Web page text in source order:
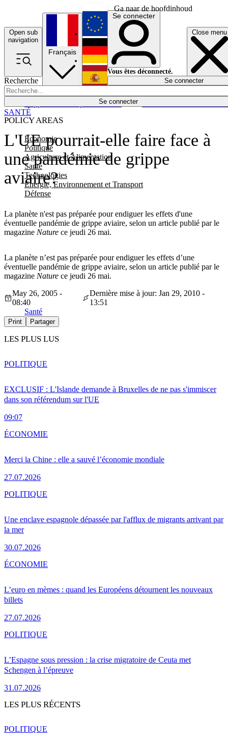
Ga naar de hoofdinhoud
Open sub
navigation
Close menu
Recherche
Se connecter
POLICY AREAS
Economie
Politique
Agriculture et Alimentation
Santé
Technologies
Energie, Environnement et Transport
Défense
Économie
Français
English
Deutsch
Español
Se connecter
Vous êtes déconnecté.
Se connecter
L'UE pourrait-elle faire face à
une pandémie de grippe
aviaire?
La planète n'est pas préparée pour endiguer les effets d'une
éventuelle pandémie de grippe aviaire, selon un article publié par le
magazine Nature ce jeudi 26 mai.
SANTÉ
La planète n’est pas préparée pour endiguer les effets d’une
éventuelle pandémie de grippe aviaire, selon un article publié par le
magazine Nature ce jeudi 26 mai.
May 26, 2005 -
08:40
Dernière mise à jour: Jan 29, 2010 -
13:51
Santé
Print Partager
LES PLUS LUS
EXCLUSIF : L'Islande demande à Bruxelles de ne pas s'immiscer
dans son référendum sur l'UE
09:07
POLITIQUE
Merci la Chine : elle a sauvé l’économie mondiale
27.07.2026
ÉCONOMIE
Une enclave espagnole dépassée par l'afflux de migrants arrivant par
la mer
30.07.2026
POLITIQUE
L’euro en mèmes : quand les Européens détournent les nouveaux
billets
27.07.2026
ÉCONOMIE
L’Espagne sous pression : la crise migratoire de Ceuta met
Schengen à l’épreuve
31.07.2026
POLITIQUE
LES PLUS RÉCENTS
POLITIQUE